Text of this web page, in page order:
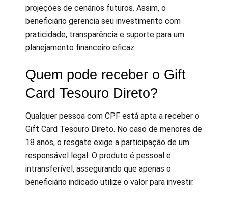
projeções de cenários futuros. Assim, o
beneficiário gerencia seu investimento com
praticidade, transparência e suporte para um
planejamento financeiro eficaz.
Quem pode receber o Gift
Card Tesouro Direto?
Qualquer pessoa com CPF está apta a receber o
Gift Card Tesouro Direto. No caso de menores de
18 anos, o resgate exige a participação de um
responsável legal. O produto é pessoal e
intransferível, assegurando que apenas o
beneficiário indicado utilize o valor para investir.